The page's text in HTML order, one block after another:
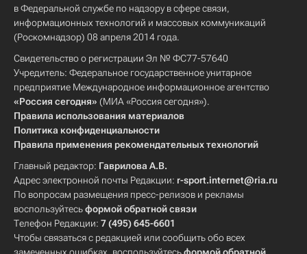
в Федеральной службе по надзору в сфере связи,
информационных технологий и массовых коммуникаций
(Роскомнадзор) 08 апреля 2014 года.
Свидетельство о регистрации Эл № ФС77-57640
Учредитель: Федеральное государственное унитарное
предприятие Международное информационное агентство
«Россия сегодня» (МИА «Россия сегодня»).
Правила использования материалов
Политика конфиденциальности
Правила применения рекомендательных технологий
Главный редактор: Гаврилова А.В.
Адрес электронной почты Редакции: r-sport.internet@ria.ru
По вопросам размещения пресс-релизов и рекламы
воспользуйтесьформой обратной связи
Телефон Редакции: 7 (495) 645-6601
Чтобы связаться с редакцией или сообщить обо всех